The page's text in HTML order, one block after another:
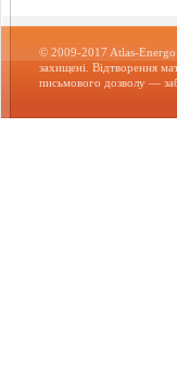
© 2009-2017 Atlas-
захищені. Відтворення
письмового дозволу —